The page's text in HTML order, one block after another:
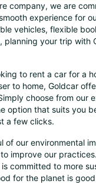
8
company, we are
experience for
vehicles, flexible
planning your trip with
to rent a car for a
to home, Goldcar
choose from our
option that suits you
a few clicks.
of our environmental
improve our
committed to more
for the planet is